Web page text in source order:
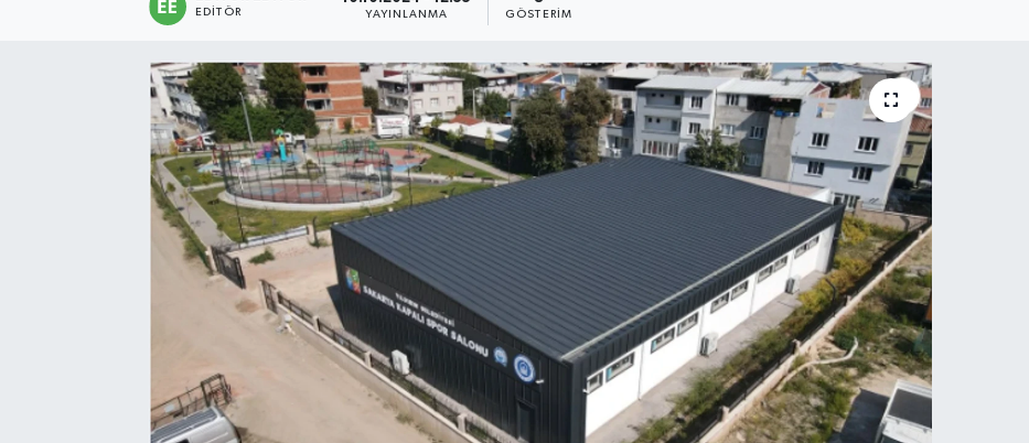
EDITÖR YAYINLANMA GÖSTERIM